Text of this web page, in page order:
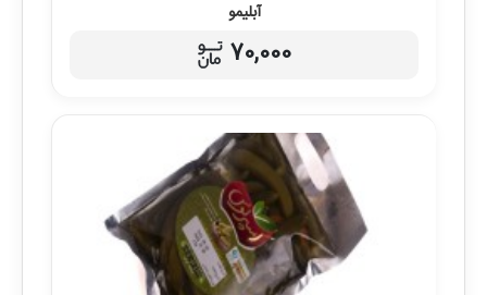
آبلیمو
70,000